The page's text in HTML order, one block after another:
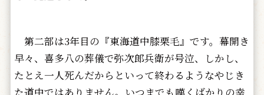
第二部は3年目の『東海道中膝栗毛』です。幕開き
早々、喜多八の葬儀で弥次郎兵衛が号泣、しかし、
たとえ一人死んだからといって終わるようなやじき